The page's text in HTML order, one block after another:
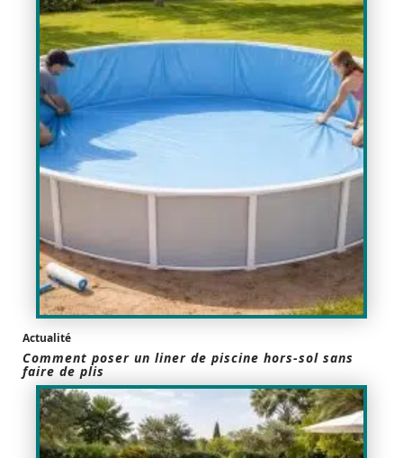
Actualité
Comment poser un liner de piscine hors-sol sans
faire de plis